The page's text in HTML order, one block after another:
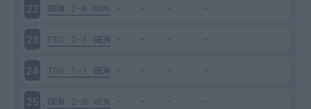
22 GEN 2-0 MON
23 FIO 2-1 GEN
24 TOR 1-1 GEN
25 GEN 2-0 VEN